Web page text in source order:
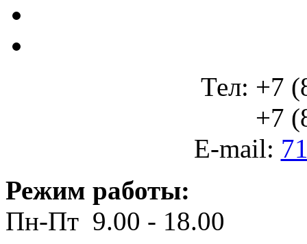
Тел: +7
+7
E-mail:
Режим работы:
Пн-Пт 9.00 - 18.00